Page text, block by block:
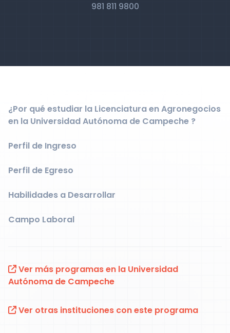
981 811 9800
¿Por qué estudiar la Licenciatura en Agronegocios
en la Universidad Autónoma de Campeche ?
Perfil de Ingreso
Perfil de Egreso
Habilidades a Desarrollar
Campo Laboral
Ver más programas en la Universidad
Autónoma de Campeche
Ver otras instituciones con este programa